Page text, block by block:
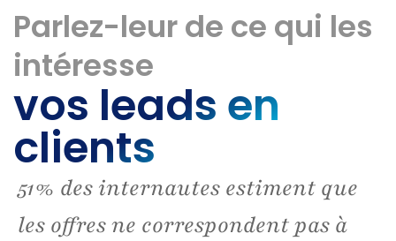
Parlez-leur de ce qui les
intéresse
vos leads en
clients
51% des internautes estiment que
les offres ne correspondent pas à